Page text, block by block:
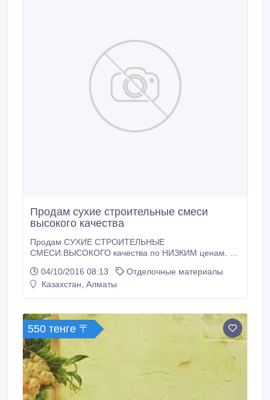
Продам сухие строительные смеси
высокого качества
Продам СУХИЕ СТРОИТЕЛЬНЫЕ
СМЕСИ.ВЫСОКОГО качества по НИЗКИМ ценам. От
Каменогорская ( район ташкенская розыбакиева).
04/10/2016 08:13
Отделочные материалы
Казахстан, Алматы
550 тенге 〒